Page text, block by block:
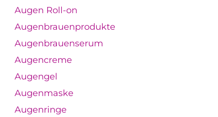
Augen Roll-on
Augenbrauenprodukte
Augenbrauenserum
Augencreme
Augengel
Augenmaske
Augenringe